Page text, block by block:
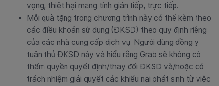
vọng, thiệt hại mang tính gián tiếp, trực tiếp.
Mỗi quà tặng trong chương trình này có thể kèm theo
các điều khoản sử dụng (ĐKSD) theo quy định riêng
của các nhà cung cấp dịch vụ. Người dùng đồng ý
tuân thủ ĐKSD này và hiểu rằng Grab sẽ không có
thẩm quyền quyết định/thay đổi ĐKSD và/hoặc có
trách nhiệm giải quyết các khiếu nại phát sinh từ việc